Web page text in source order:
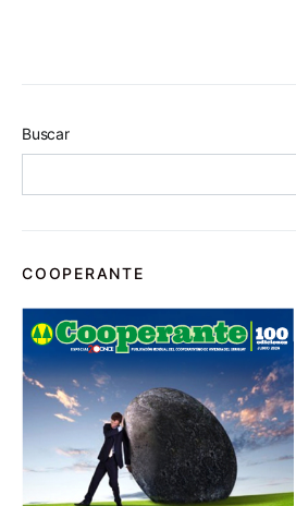
Buscar
COOPERANTE